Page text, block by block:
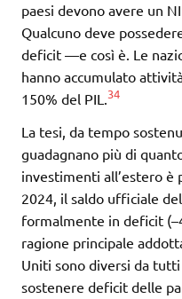
paesi devono avere un
Qualcuno deve
deficit —e così è. Le
hanno accumulato
150% del PIL.34
La tesi, da tempo
guadagnano più di
investimenti all’estero è
2024, il saldo ufficiale
formalmente in deficit
ragione principale
Uniti sono diversi da
sostenere deficit delle